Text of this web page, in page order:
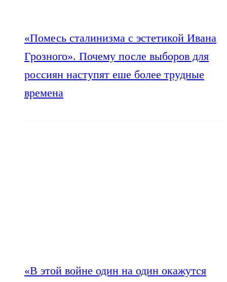
«Помесь сталинизма с эстетикой Ивана
Грозного». Почему после выборов для
россиян наступят еше более трудные
времена
«В этой войне один на один окажутся